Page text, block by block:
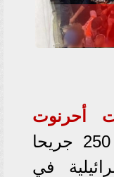
أحرنوت
ية، عن وصول 250 جريحا
في